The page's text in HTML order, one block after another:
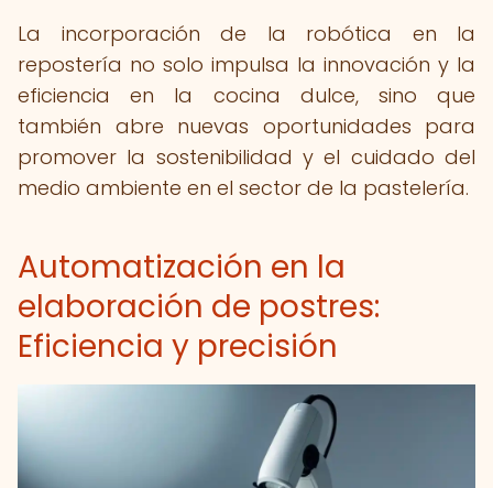
La incorporación de la robótica en la
repostería no solo impulsa la innovación y la
eficiencia en la cocina dulce, sino que
también abre nuevas oportunidades para
promover la sostenibilidad y el cuidado del
medio ambiente en el sector de la pastelería.
Automatización en la
elaboración de postres:
Eficiencia y precisión